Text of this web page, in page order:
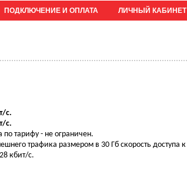
ПОДКЛЮЧЕНИЕ И ОПЛАТА ЛИЧНЫЙ КАБИНЕТ
с.
с.
тарифу - не ограничен.
трафика размером в 30 Гб скорость доступа к
кбит/с.